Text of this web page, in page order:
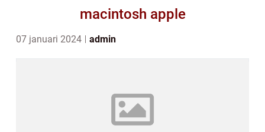
macintosh apple
07 januari 2024 admin